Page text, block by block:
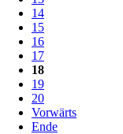
14
15
16
17
18
19
20
Vorwärts
Ende